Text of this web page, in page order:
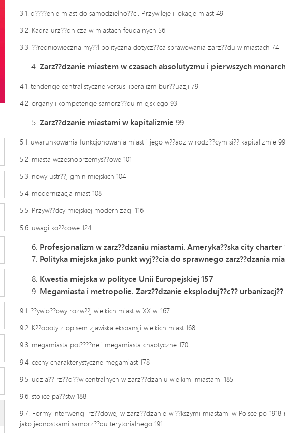
3.1. d????enie miast do samodzielno??ci. Przywileje i lokacje miast 49
3.2. Kadra urz??dnicza w miastach feudalnych 56
3.3. ??redniowieczna my??l polityczna dotycz??ca sprawowania zarz??du w miastach 74
Zarz??dzanie miastem w czasach absolutyzmu i pierwszych
4.1. tendencje centralistyczne versus liberalizm bur??uazji 79
4.2. organy i kompetencje samorz??du miejskiego 93
Zarz??dzanie miastami w kapitalizmie 99
5.1. uwarunkowania funkcjonowania miast i jego w??adz w rodz??cym si?? kapitalizmie 99
5.2. miasta wczesnoprzemys??owe 101
5.3. nowy ustr??j gmin miejskich 104
5.4. modernizacja miast 108
5.5. Przyw??dcy miejskiej modernizacji 116
5.6. uwagi ko??cowe 124
Profesjonalizm w zarz??dzaniu miastami. Ameryka??ska city charter
Polityka miejska jako punkt wyj??cia do sprawnego zarz??dzania
Kwestia miejska w polityce Unii Europejskiej 157
Megamiasta i metropolie. Zarz??dzanie eksploduj??c?? urbanizacj??
9.1. ??ywio??owy rozw??j wielkich miast w XX w. 167
9.2. K??opoty z opisem zjawiska ekspansji wielkich miast 168
9.3. megamiasta pot????ne i megamiasta chaotyczne 170
9.4. cechy charakterystyczne megamiast 178
9.5. udzia?? rz??d??w centralnych w zarz??dzaniu wielkimi miastami 185
9.6. stolice pa??stw 188
9.7. Formy interwencji rz??dowej w zarz??dzanie wi??kszymi miastami w Polsce po
jako jednostkami samorz??du terytorialnego 191